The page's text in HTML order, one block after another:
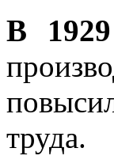
В
труда.